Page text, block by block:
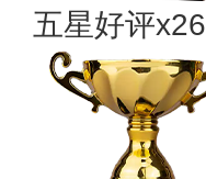
五星好评x26